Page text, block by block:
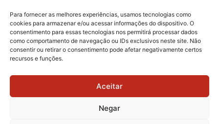
Para fornecer as melhores experiências, usamos tecnologias como
cookies para armazenar e/ou acessar informações do dispositivo. O
consentimento para essas tecnologias nos permitirá processar dados
como comportamento de navegação ou IDs exclusivos neste site. Não
consentir ou retirar o consentimento pode afetar negativamente certos
recursos e funções.
Aceitar
Negar
INSCREVER